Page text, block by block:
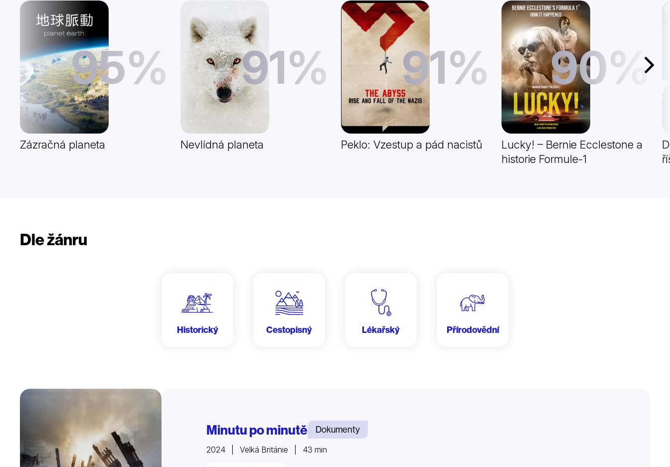
Další
95%
Zázračná planeta
91%
Nevlídná planeta
91%
Peklo: Vzestup a pád nacistů
90%
Lucky! – Bernie Ecclestone a
historie Formule-1
Dle žánru
Historický Cestopisný Lékařský Přírodovědní
Minutu po minutě Dokumenty
2024 | Velká Británie | 43 min